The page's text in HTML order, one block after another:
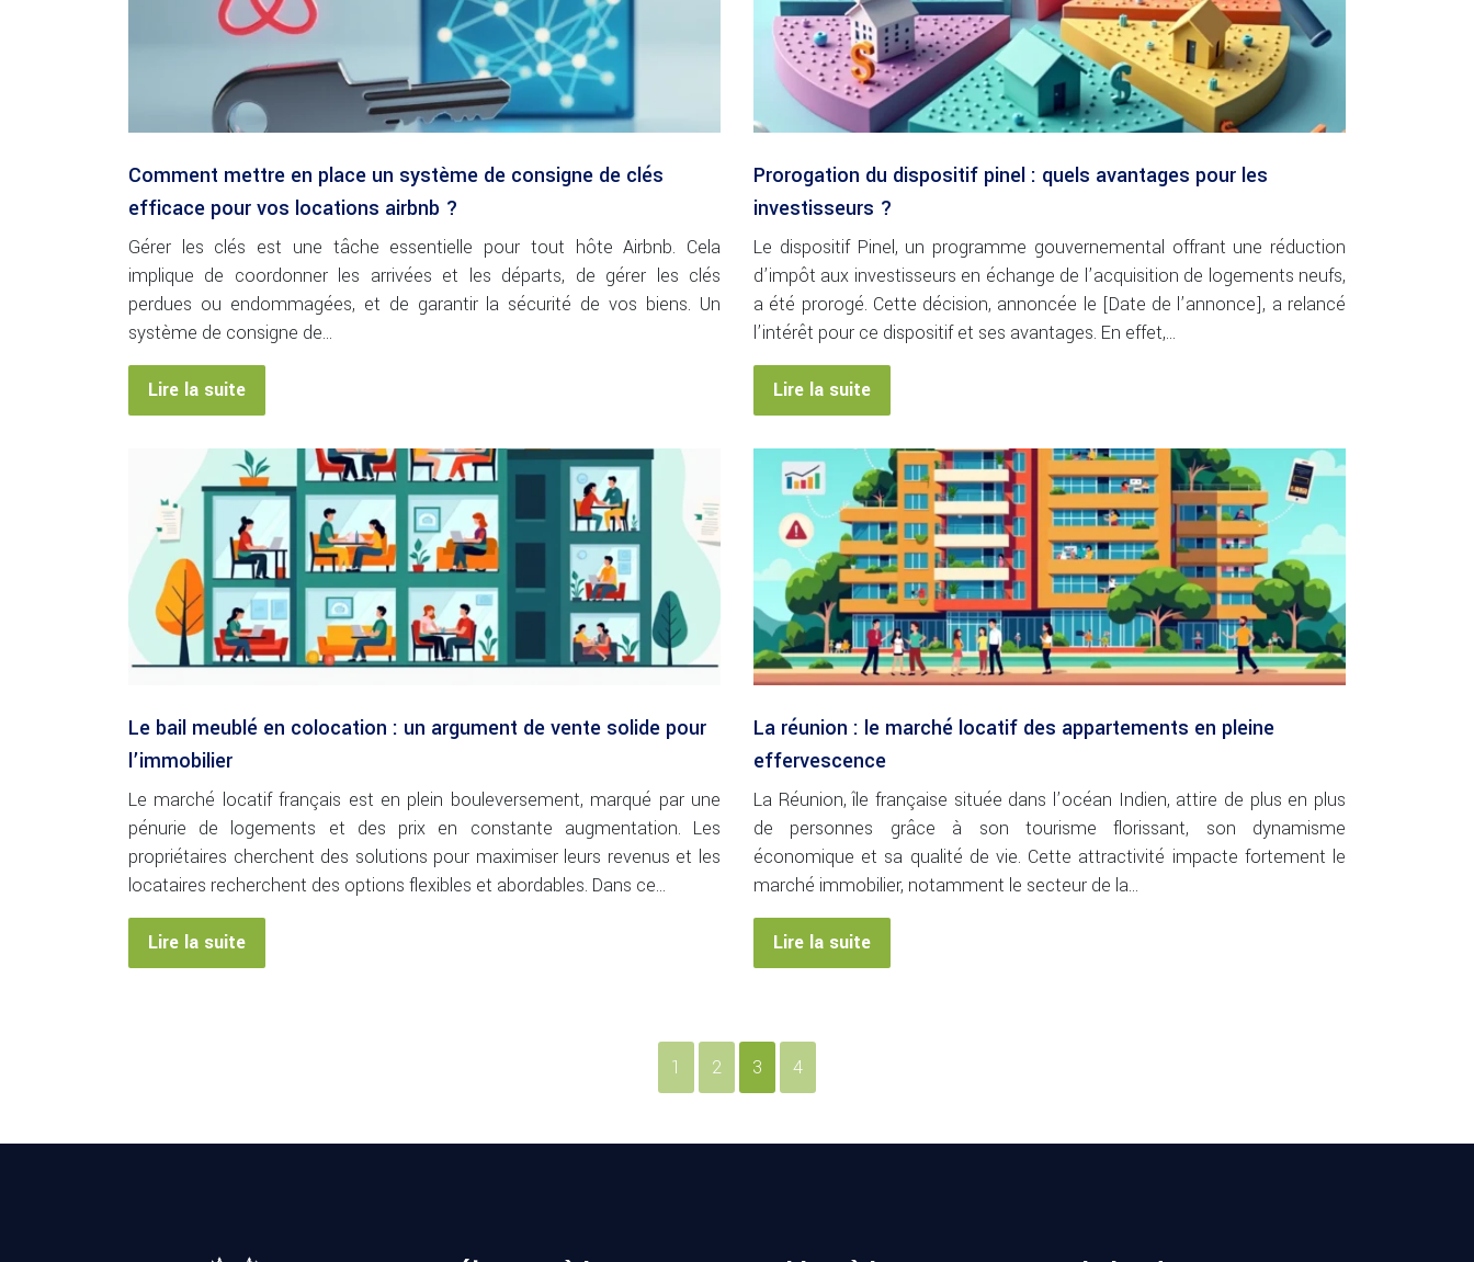
Comment mettre en place un système de consigne de clés
efficace pour vos locations airbnb ?
Gérer les clés est une tâche essentielle pour tout hôte Airbnb. Cela
implique de coordonner les arrivées et les départs, de gérer les clés
perdues ou endommagées, et de garantir la sécurité de vos biens. Un
système de consigne de…
Lire la suite
Prorogation du dispositif pinel : quels avantages pour les
investisseurs ?
Le dispositif Pinel, un programme gouvernemental offrant une réduction
d’impôt aux investisseurs en échange de l’acquisition de logements neufs,
a été prorogé. Cette décision, annoncée le [Date de l’annonce], a relancé
l’intérêt pour ce dispositif et ses avantages. En effet,…
Lire la suite
Le bail meublé en colocation : un argument de vente solide pour
l’immobilier
Le marché locatif français est en plein bouleversement, marqué par une
pénurie de logements et des prix en constante augmentation. Les
propriétaires cherchent des solutions pour maximiser leurs revenus et les
locataires recherchent des options flexibles et abordables. Dans ce…
Lire la suite
La réunion : le marché locatif des appartements en pleine
effervescence
La Réunion, île française située dans l’océan Indien, attire de plus en plus
de personnes grâce à son tourisme florissant, son dynamisme
économique et sa qualité de vie. Cette attractivité impacte fortement le
marché immobilier, notamment le secteur de la…
Lire la suite
1 2 3 4